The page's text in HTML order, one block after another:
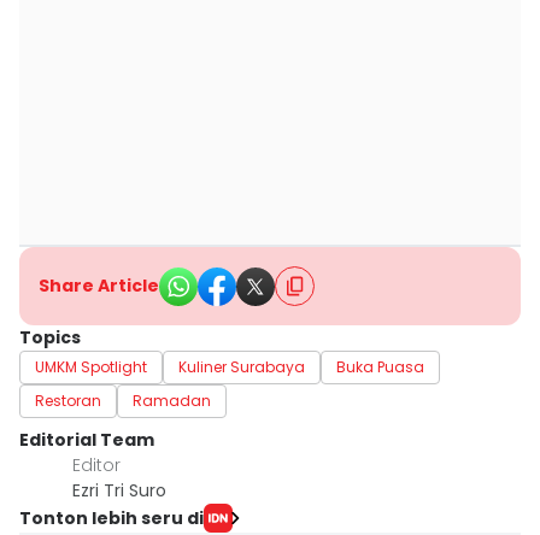
Share Article
Topics
UMKM Spotlight Kuliner Surabaya
Buka Puasa
Restoran
Ramadan
Editorial Team
Editor
Ezri Tri Suro
Tonton lebih seru di